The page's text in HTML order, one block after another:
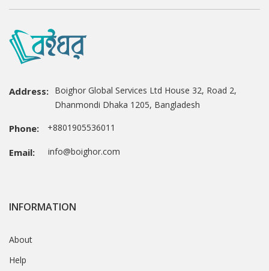
Address: Boighor Global Services Ltd House 32, Road 2,
Dhanmondi Dhaka 1205, Bangladesh
Phone: +8801905536011
Email: info@boighor.com
INFORMATION
About
Help